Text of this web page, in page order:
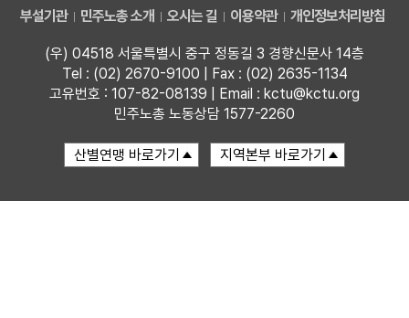
부설기관 민주노총 소개 오시는 길 이용약관 개인정보처리방침
(우) 04518 서울특별시 중구 정동길 3 경향신문사 14층
Tel : (02) 2670-9100 | Fax : (02) 2635-1134
고유번호 : 107-82-08139 | Email : kctu@kctu.org
민주노총 노동상담 1577-2260